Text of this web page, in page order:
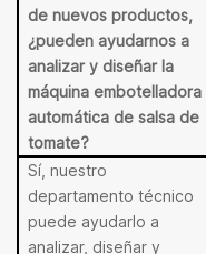
de nuevos productos,
¿pueden ayudarnos a
analizar y diseñar la
máquina embotelladora
automática de salsa de
tomate?
Sí, nuestro
departamento técnico
puede ayudarlo a
analizar, diseñar y